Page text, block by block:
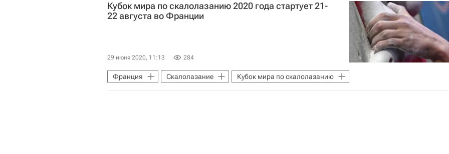
Кубок мира по скалолазанию 2020 года стартует 21-
22 августа во Франции
29 июня 2020, 11:13 284
Франция Скалолазание Кубок мира по скалолазанию